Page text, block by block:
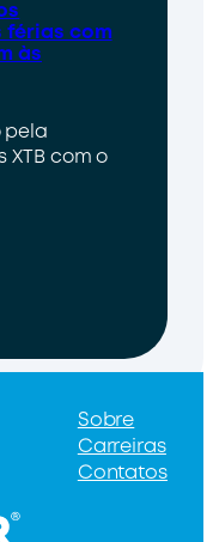
férias com
às
pela
com o
Sobre
Carreiras
Contatos